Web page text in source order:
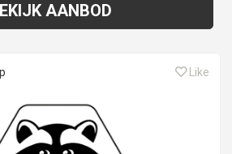
AANBOD
Like